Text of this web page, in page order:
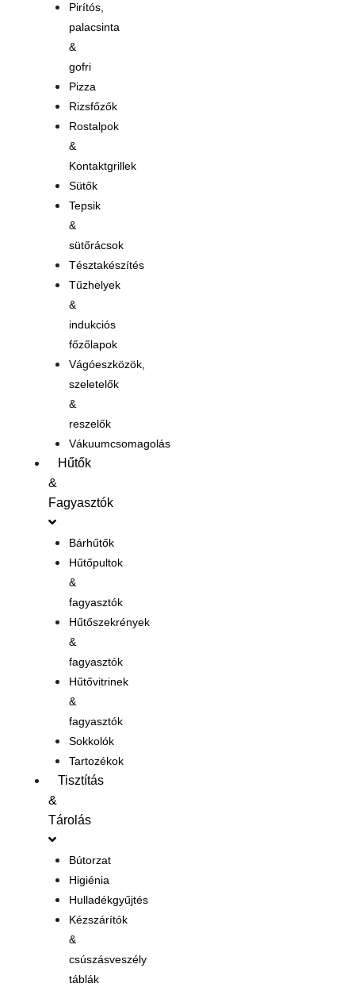
Pirítós,
palacsinta
&
gofri
Pizza
Rizsfőzők
Rostalpok
&
Kontaktgrillek
Sütők
Tepsik
&
sütőrácsok
Tésztakészítés
Tűzhelyek
&
indukciós
főzőlapok
Vágóeszközök,
szeletelők
&
reszelők
Vákuumcsomagolás
Hűtők
&
Fagyasztók
Bárhűtők
Hűtőpultok
&
fagyasztók
Hűtőszekrények
&
fagyasztók
Hűtővitrinek
&
fagyasztók
Sokkolók
Tartozékok
Tisztítás
&
Tárolás
Bútorzat
Higiénia
Hulladékgyűjtés
Kézszárítók
&
csúszásveszély
táblák